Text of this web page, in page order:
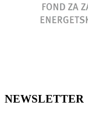
NEWSLETTER